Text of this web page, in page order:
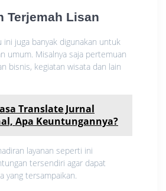
Terjemah Lisan
ini juga banyak digunakan untuk
umum. Misalnya saja pertemuan
bisnis, kegiatan wisata dan lain
Translate Jurnal
Apa Keuntungannya?
layanan seperti ini
tersendiri agar dapat
yang tersampaikan.